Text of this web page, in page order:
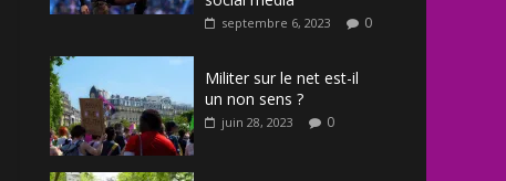
septembre 6, 2023 0
Militer sur le net est-il
un non sens ?
juin 28, 2023 0